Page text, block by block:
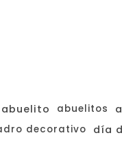
abuelito abuelitos
decorativo día